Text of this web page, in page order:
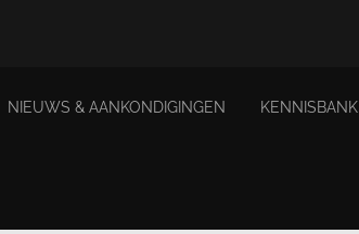
NIEUWS & AANKONDIGINGEN KENNISBANK